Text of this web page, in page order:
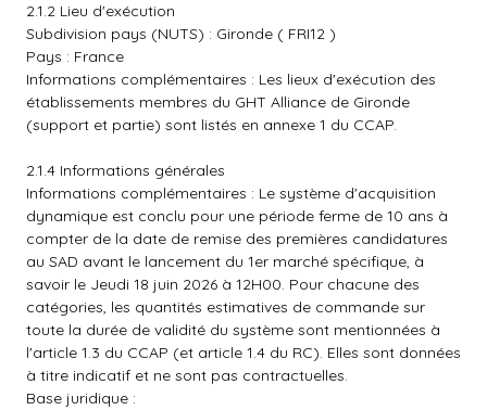
2.1.2 Lieu d'exécution
Subdivision pays (NUTS) : Gironde ( FRI12 )
Pays : France
Informations complémentaires : Les lieux d'exécution des
établissements membres du GHT Alliance de Gironde
(support et partie) sont listés en annexe 1 du CCAP.
2.1.4 Informations générales
Informations complémentaires : Le système d'acquisition
dynamique est conclu pour une période ferme de 10 ans à
compter de la date de remise des premières candidatures
au SAD avant le lancement du 1er marché spécifique, à
savoir le Jeudi 18 juin 2026 à 12H00. Pour chacune des
catégories, les quantités estimatives de commande sur
toute la durée de validité du système sont mentionnées à
l'article 1.3 du CCAP (et article 1.4 du RC). Elles sont données
à titre indicatif et ne sont pas contractuelles.
Base juridique :